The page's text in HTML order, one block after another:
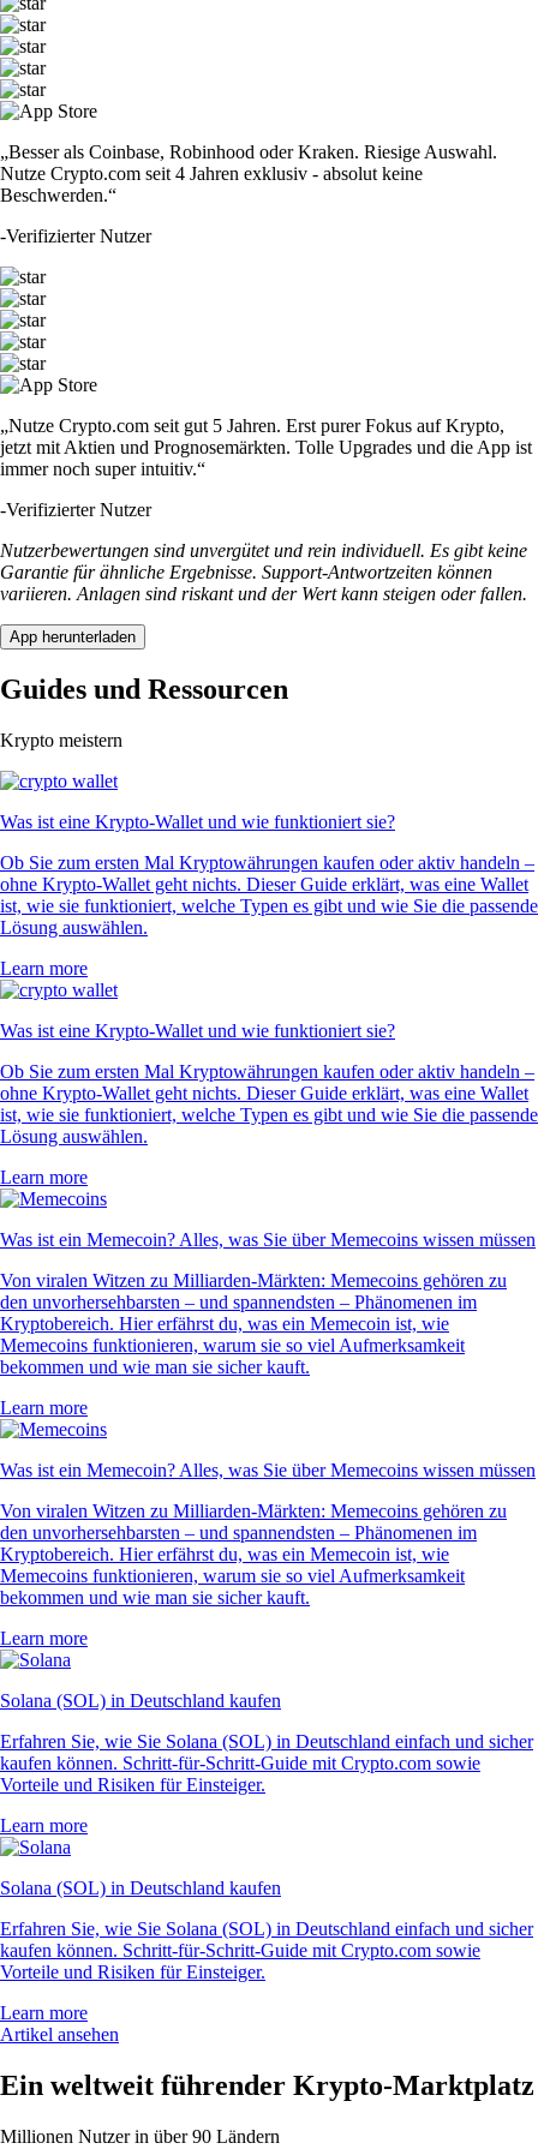
„Besser als Coinbase, Robinhood oder Kraken. Riesige Auswahl.
Nutze Crypto.com seit 4 Jahren exklusiv - absolut keine
Beschwerden.“
-Verifizierter Nutzer
„Nutze Crypto.com seit gut 5 Jahren. Erst purer Fokus auf Krypto,
jetzt mit Aktien und Prognosemärkten. Tolle Upgrades und die App ist
immer noch super intuitiv.“
-Verifizierter Nutzer
Nutzerbewertungen sind unvergütet und rein individuell. Es gibt keine
Garantie für ähnliche Ergebnisse. Support-Antwortzeiten können
variieren. Anlagen sind riskant und der Wert kann steigen oder fallen.
App herunterladen
Guides und Ressourcen
Krypto meistern
Was ist eine Krypto-Wallet und wie funktioniert sie?
Ob Sie zum ersten Mal Kryptowährungen kaufen oder aktiv handeln –
ohne Krypto-Wallet geht nichts. Dieser Guide erklärt, was eine Wallet
ist, wie sie funktioniert, welche Typen es gibt und wie Sie die passende
Lösung auswählen.
Learn more
Was ist eine Krypto-Wallet und wie funktioniert sie?
Ob Sie zum ersten Mal Kryptowährungen kaufen oder aktiv handeln –
ohne Krypto-Wallet geht nichts. Dieser Guide erklärt, was eine Wallet
ist, wie sie funktioniert, welche Typen es gibt und wie Sie die passende
Lösung auswählen.
Learn more
Was ist ein Memecoin? Alles, was Sie über Memecoins wissen müssen
Von viralen Witzen zu Milliarden-Märkten: Memecoins gehören zu
den unvorhersehbarsten – und spannendsten – Phänomenen im
Kryptobereich. Hier erfährst du, was ein Memecoin ist, wie
Memecoins funktionieren, warum sie so viel Aufmerksamkeit
bekommen und wie man sie sicher kauft.
Learn more
Was ist ein Memecoin? Alles, was Sie über Memecoins wissen müssen
Von viralen Witzen zu Milliarden-Märkten: Memecoins gehören zu
den unvorhersehbarsten – und spannendsten – Phänomenen im
Kryptobereich. Hier erfährst du, was ein Memecoin ist, wie
Memecoins funktionieren, warum sie so viel Aufmerksamkeit
bekommen und wie man sie sicher kauft.
Learn more
Solana (SOL) in Deutschland kaufen
Erfahren Sie, wie Sie Solana (SOL) in Deutschland einfach und sicher
kaufen können. Schritt-für-Schritt-Guide mit Crypto.com sowie
Vorteile und Risiken für Einsteiger.
Learn more
Solana (SOL) in Deutschland kaufen
Erfahren Sie, wie Sie Solana (SOL) in Deutschland einfach und sicher
kaufen können. Schritt-für-Schritt-Guide mit Crypto.com sowie
Vorteile und Risiken für Einsteiger.
Learn more
Artikel ansehen
Ein weltweit führender Krypto-Marktplatz
Millionen Nutzer in über 90 Ländern